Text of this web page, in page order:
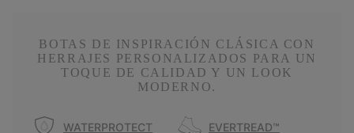
BOTAS DE INSPIRACIÓN CLÁSICA CON
HERRAJES PERSONALIZADOS PARA UN
TOQUE DE CALIDAD Y UN LOOK
MODERNO.
WATERPROTECT EVERTREAD™